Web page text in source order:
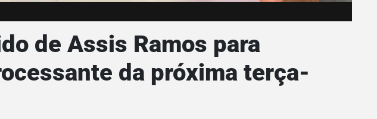
de Assis Ramos para
da próxima terça-